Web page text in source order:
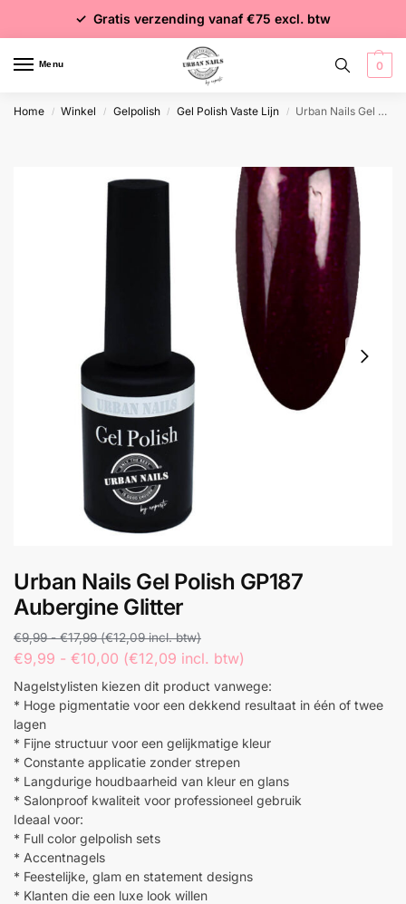
✓ Gratis verzending vanaf €75 excl. btw
✓ Voor 15:00 besteld = dezelfde dag verzonden
✓ Meer dan 4000 producten
Menu 0
Home / Winkel / Gelpolish / Gel Polish Vaste Lijn / Urban Nails Gel Polish GP187 Aubergine Glitter
Urban Nails Gel Polish GP187
Aubergine Glitter
€9,99 - €17,99(€12,09incl. btw)
€9,99 - €10,00 (€12,09 incl. btw)
Nagelstylisten kiezen dit product vanwege:
* Hoge pigmentatie voor een dekkend resultaat in één of twee
lagen
* Fijne structuur voor een gelijkmatige kleur
* Constante applicatie zonder strepen
* Langdurige houdbaarheid van kleur en glans
* Salonproof kwaliteit voor professioneel gebruik
Ideaal voor:
* Full color gelpolish sets
* Accentnagels
* Feestelijke, glam en statement designs
* Klanten die een luxe look willen